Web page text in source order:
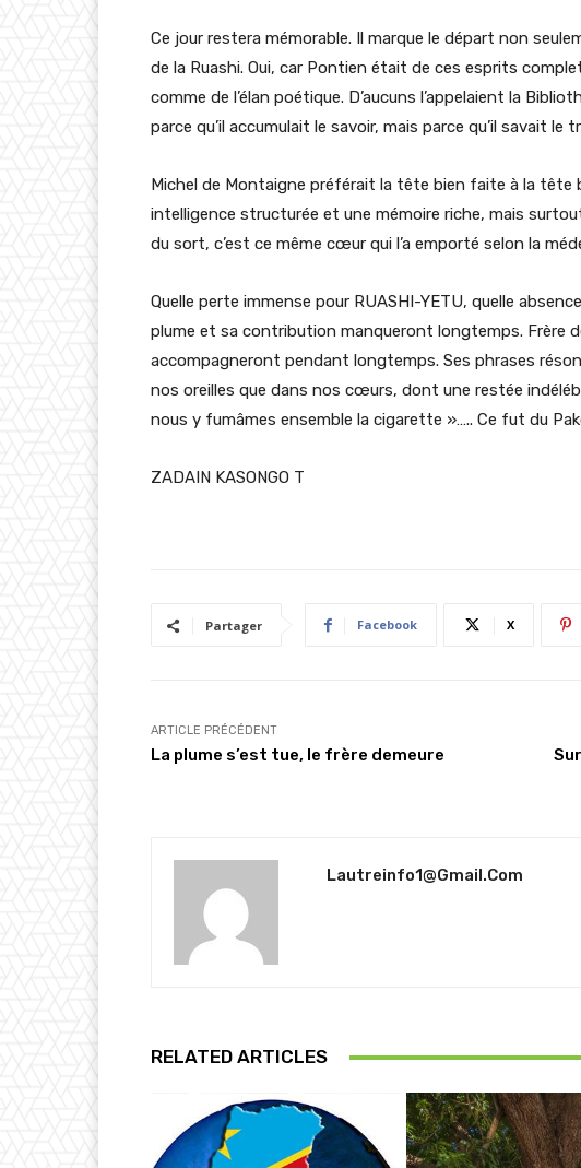
Ce jour restera mémorable. Il marque le départ non
de la Ruashi. Oui, car Pontien était de ces esprits
comme de l’élan poétique. D’aucuns l’appelaient la
parce qu’il accumulait le savoir, mais parce qu’il savait le
Michel de Montaigne préférait la tête bien faite à la tête
intelligence structurée et une mémoire riche, mais
du sort, c’est ce même cœur qui l’a emporté selon la
Quelle perte immense pour RUASHI-YETU, quelle
plume et sa contribution manqueront longtemps. Frère
accompagneront pendant longtemps. Ses phrases
nos oreilles que dans nos cœurs, dont une restée
nous y fumâmes ensemble la cigarette »….. Ce fut du
ZADAIN KASONGO T
Partager Facebook X
ARTICLE PRÉCÉDENT
La plume s’est tue, le frère demeure
Lautreinfo1@gmail.com
RELATED ARTICLES